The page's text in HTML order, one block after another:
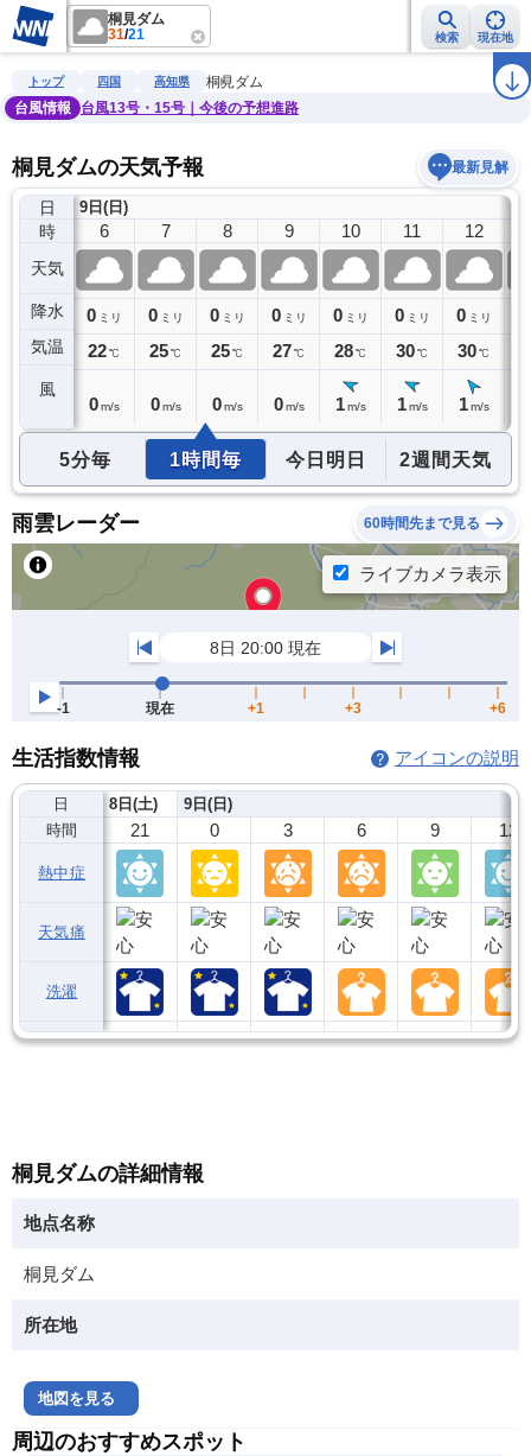
桐見ダム
31/21 検索 現在地
雨雲レーダー 台風情報 地震情報 ラ
トップ 四国 高知県
桐見ダム
台風情報
台風13号・15号｜今後の予想進路
桐見ダムの天気予報 最新見解
日
時
天気
降水
気温
風
9日(日)
5
0ミリ
22℃
6
0 ミリ
22℃
0 m/s
7
0 ミリ
25℃
0 m/s
8
0 ミリ
25℃
0 m/s
9
0 ミリ
27℃
0 m/s
10
0 ミリ
28℃
1 m/s
11
0 ミリ
30℃
1 m/s
12
0 ミリ
30℃
1 m/s
5分毎 1時間毎 今日明日 2週間天気
雨雲レーダー 60時間先まで見る
生活指数情報 アイコンの説明
日
時間
熱中症
天気痛
洗濯
8日(土)
21
9日(日)
0 3 6 9 12
桐見ダムの詳細情報
地点名称
桐見ダム
所在地
地図を見る
周辺のおすすめスポット